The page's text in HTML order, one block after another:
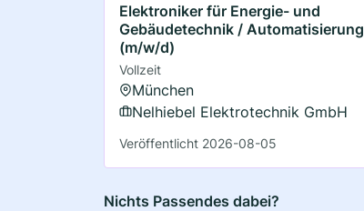
Elektroniker für Energie- und
Gebäudetechnik / Automatisierung
(m/w/d)
Vollzeit
München
Nelhiebel Elektrotechnik GmbH
Veröffentlicht 2026-08-05
Nichts Passendes dabei?